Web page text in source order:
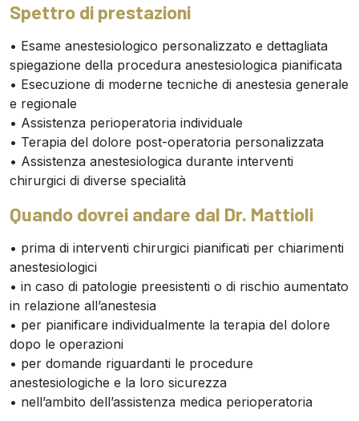
Spettro di prestazioni
• Esame anestesiologico personalizzato e dettagliata
spiegazione della procedura anestesiologica pianificata
• Esecuzione di moderne tecniche di anestesia generale
e regionale
• Assistenza perioperatoria individuale
• Terapia del dolore post-operatoria personalizzata
• Assistenza anestesiologica durante interventi
chirurgici di diverse specialità
Quando dovrei andare dal Dr. Mattioli
• prima di interventi chirurgici pianificati per chiarimenti
anestesiologici
• in caso di patologie preesistenti o di rischio aumentato
in relazione all’anestesia
• per pianificare individualmente la terapia del dolore
dopo le operazioni
• per domande riguardanti le procedure
anestesiologiche e la loro sicurezza
• nell’ambito dell’assistenza medica perioperatoria